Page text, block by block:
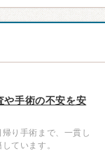
や手術の不安を安
り手術まで、一貫し
ています。